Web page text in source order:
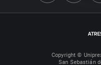
Copyright ©
San Sebastián